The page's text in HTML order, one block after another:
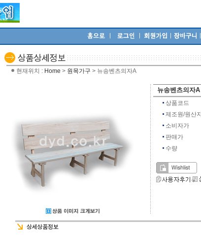
현재위치 : Home > 원목가구 > 뉴송벤츠의자A
뉴송벤츠의자A
상품코드
제조원/원산지
소비자가
판매가
수량